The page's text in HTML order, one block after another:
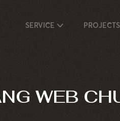
SERVICE PROJECTS
WEB